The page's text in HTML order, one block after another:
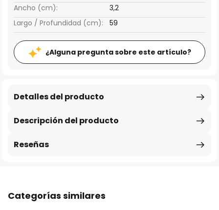
Ancho (cm): 3,2
Largo / Profundidad (cm): 59
¿Alguna pregunta sobre este artículo?
Descripción del producto
Detalles del producto
Reseñas
Categorías similares